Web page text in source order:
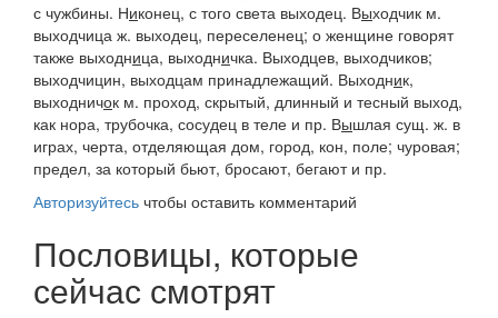
с чужбины. Никонец, с того света выходец. Выходчик м.
выходчица ж. выходец, переселенец; о женщине говорят
также выходница, выходничка. Выходцев, выходчиков;
выходчицин, выходцам принадлежащий. Выходник,
выходничок м. проход, скрытый, длинный и тесный выход,
как нора, трубочка, сосудец в теле и пр. Вышлая сущ. ж. в
играх, черта, отделяющая дом, город, кон, поле; чуровая;
предел, за который бьют, бросают, бегают и пр.
Авторизуйтесь чтобы оставить комментарий
Пословицы, которые
сейчас смотрят